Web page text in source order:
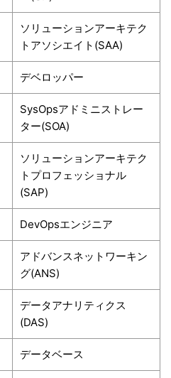
ソリューションアーキテク
トアソシエイト(SAA)
デベロッパー
SysOpsアドミニストレー
ター(SOA)
ソリューションアーキテク
トプロフェッショナル
(SAP)
DevOpsエンジニア
アドバンスネットワーキン
グ(ANS)
データアナリティクス
(DAS)
データベース